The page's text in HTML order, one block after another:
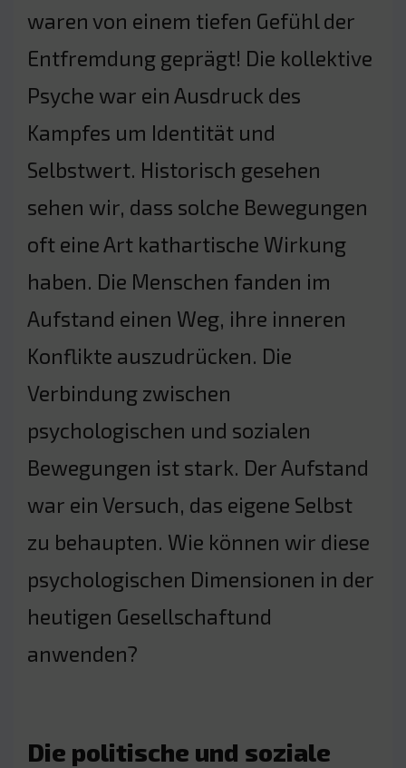
waren von einem tiefen Gefühl der
Entfremdung geprägt! Die kollektive
Psyche war ein Ausdruck des
Kampfes um Identität und
Selbstwert. Historisch gesehen
sehen wir, dass solche Bewegungen
oft eine Art kathartische Wirkung
haben. Die Menschen fanden im
Aufstand einen Weg, ihre inneren
Konflikte auszudrücken. Die
Verbindung zwischen
psychologischen und sozialen
Bewegungen ist stark. Der Aufstand
war ein Versuch, das eigene Selbst
zu behaupten. Wie können wir diese
psychologischen Dimensionen in der
heutigen Gesellschaftund
anwenden?
Die politische und soziale